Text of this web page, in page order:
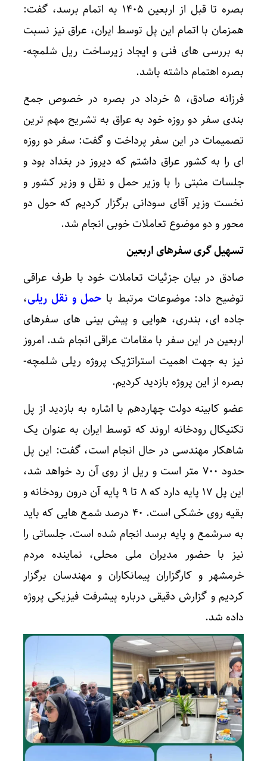
بصره تا قبل از اربعین ۱۴۰۵ به اتمام برسد، گفت:
همزمان با اتمام این پل توسط ایران، عراق نیز نسبت
به بررسی های فنی و ایجاد زیرساخت ریل شلمچه-
بصره اهتمام داشته باشد.
فرزانه صادق، ۵ خرداد در بصره در خصوص جمع
بندی سفر دو روزه خود به عراق به تشریح مهم ترین
تصمیمات در این سفر پرداخت و گفت: سفر دو روزه
ای را به کشور عراق داشتم که دیروز در بغداد بود و
جلسات مثبتی را با وزیر حمل و نقل و وزیر کشور و
نخست وزیر آقای سودانی برگزار کردیم که حول دو
محور و دو موضوع تعاملات خوبی انجام شد.
تسهیل گری سفرهای اربعین
صادق در بیان جزئیات تعاملات خود با طرف عراقی
توضیح داد: موضوعات مرتبط با حمل و نقل ریلی،
جاده ای، بندری، هوایی و پیش بینی های سفرهای
اربعین در این سفر با مقامات عراقی انجام شد. امروز
نیز به جهت اهمیت استراتژیک پروژه ریلی شلمچه-
بصره از این پروژه بازدید کردیم.
عضو کابینه دولت چهاردهم با اشاره به بازدید از پل
تکنیکال رودخانه اروند که توسط ایران به عنوان یک
شاهکار مهندسی در حال انجام است، گفت: این پل
حدود ۷۰۰ متر است و ریل از روی آن رد خواهد شد،
این پل ۱۷ پایه دارد که ۸ تا ۹ پایه آن درون رودخانه و
بقیه روی خشکی است. ۴۰ درصد شمع هایی که باید
به سرشمع و پایه برسد انجام شده است. جلساتی را
نیز با حضور مدیران ملی محلی، نماینده مردم
خرمشهر و کارگزاران پیمانکاران و مهندسان برگزار
کردیم و گزارش دقیقی درباره پیشرفت فیزیکی پروژه
داده شد.